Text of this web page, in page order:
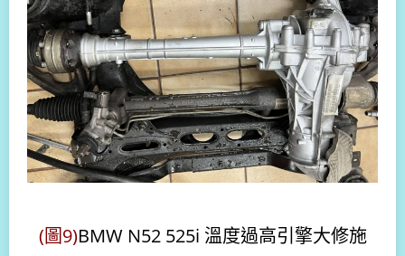
(圖9)BMW N52 525i 溫度過高引擎大修施